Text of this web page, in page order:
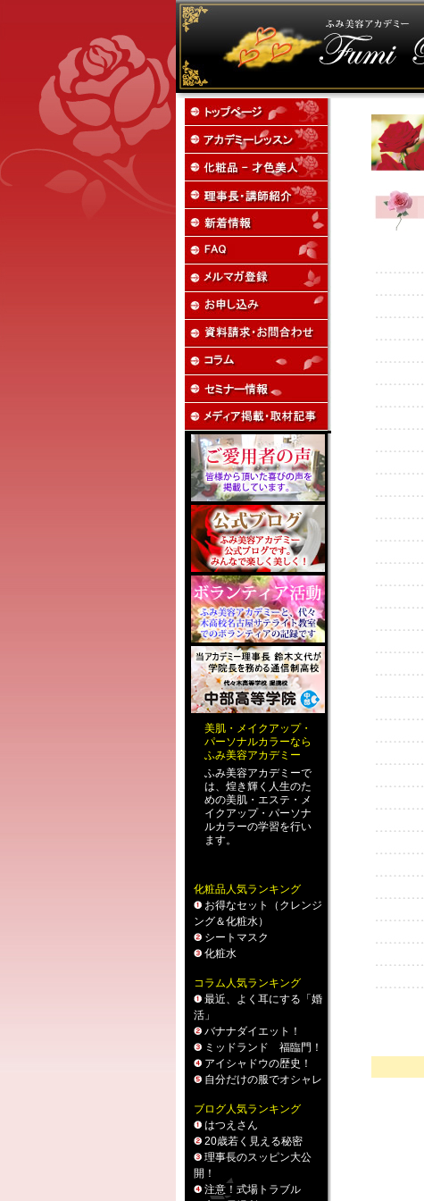
美肌 ・ メイクアップ・
パーソナルカラーなら
ふみ美容アカデミー
ふみ美容アカデミーで
は、煌き輝く人生のた
めの美肌・エステ ・ メ
イクアップ・ パーソナ
ルカラーの学習を行い
ます。
化粧品人気ランキング
お得なセット（クレンジ
ング＆化粧水）
シートマスク
化粧水
コラム人気ランキング
最近、よく耳にする「婚
活」
バナナダイエット！
ミッドランド 福臨門！
アイシャドウの歴史！
自分だけの服でオシャレ
ブログ人気ランキング
はつえさん
20歳若く見える秘密
理事長のスッピン大公
開！
注意！式場トラブル